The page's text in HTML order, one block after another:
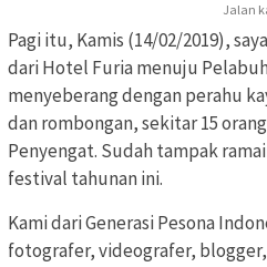
Jalan
Pagi itu, Kamis (14/02/2019),
dari Hotel Furia menuju
menyeberang dengan perahu
dan rombongan, sekitar 15
Penyengat. Sudah tampak
festival tahunan ini.
Kami dari Generasi Pesona
fotografer, videografer,